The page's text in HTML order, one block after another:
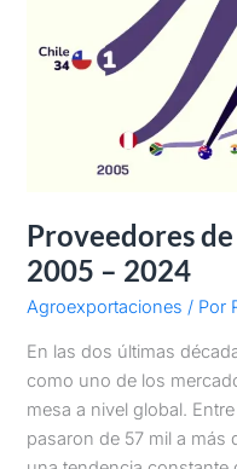
Proveedores
2005 – 2024
Agroexportaciones / Por
En las dos últimas
como uno de los
mesa a nivel global.
pasaron de 57 mil a más